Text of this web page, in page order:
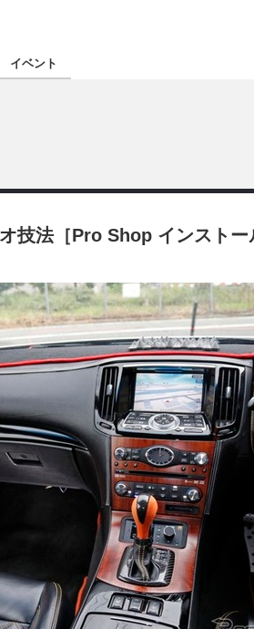
プロショ
北陸
関西
四国
沖縄
イベント
技法［Pro Shop インスト